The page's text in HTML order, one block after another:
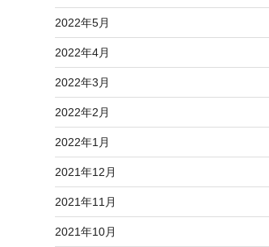
2022年5月
2022年4月
2022年3月
2022年2月
2022年1月
2021年12月
2021年11月
2021年10月